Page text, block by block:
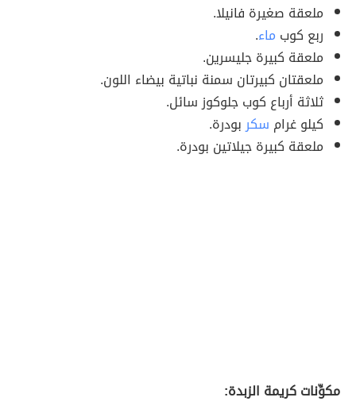
ملعقة صغيرة فانيلا.
ربع كوب ماء.
ملعقة كبيرة جليسرين.
ملعقتان كبيرتان سمنة نباتية بيضاء اللون.
ثلاثة أرباع كوب جلوكوز سائل.
كيلو غرام سكربودرة.
ملعقة كبيرة جيلاتين بودرة.
مكوِّنات كريمة الزبدة‪: